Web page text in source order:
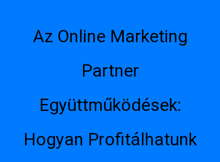
Az Online Marketing
Partner
Együttműködések:
Hogyan Profitálhatunk